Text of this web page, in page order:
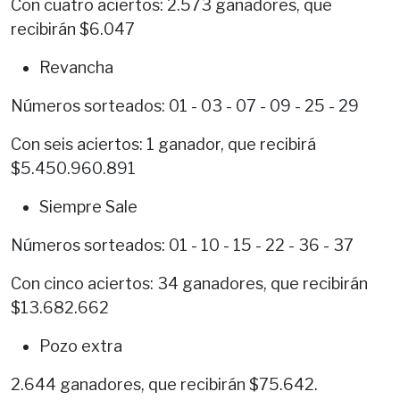
Con cuatro aciertos: 2.573 ganadores, que
recibirán $6.047
Revancha
Números sorteados: 01 - 03 - 07 - 09 - 25 - 29
Con seis aciertos: 1 ganador, que recibirá
$5.450.960.891
Siempre Sale
Números sorteados: 01 - 10 - 15 - 22 - 36 - 37
Con cinco aciertos: 34 ganadores, que recibirán
$13.682.662
Pozo extra
2.644 ganadores, que recibirán $75.642.